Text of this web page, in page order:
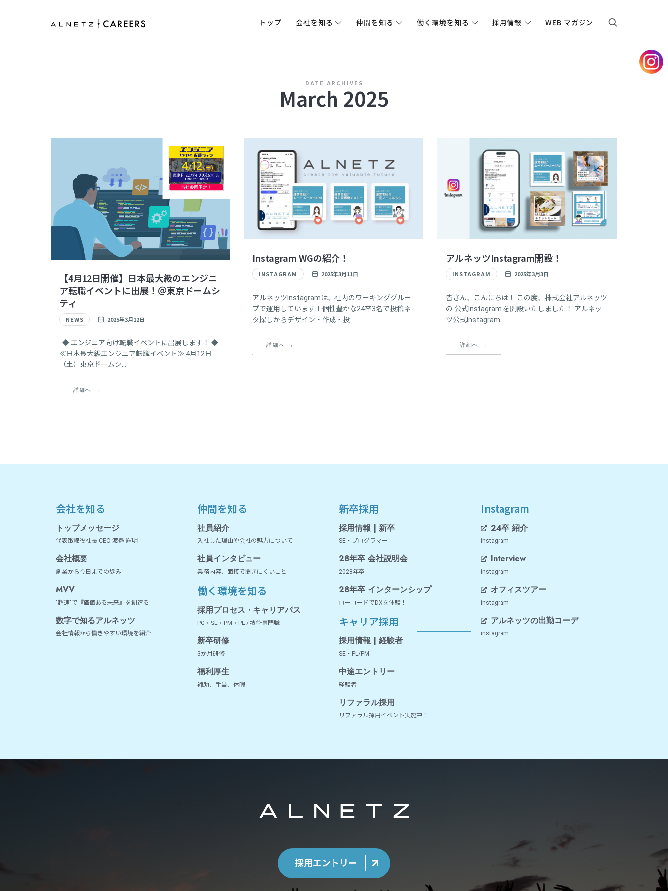
トップ 会社を知る 仲間を知る 働く環境を知る 採用情報 WEB マガジン
DATE ARCHIVES
March 2025
【4月12日開催】日本最大級のエンジニ
ア転職イベントに出展！＠東京ドームシ
ティ
NEWS 2025年3月12日
◆ エンジニア向け転職イベントに出展します！ ◆
≪日本最大級エンジニア転職イベント≫ 4月12日
（土）東京ドームシ…
詳細へ
Instagram WGの紹介！
INSTAGRAM 2025年3月11日
アルネッツInstagramは、社内のワーキンググルー
プで運用しています！個性豊かな24卒3名で投稿ネ
タ探しからデザイン・作成・投…
詳細へ
アルネッツInstagram開設！
INSTAGRAM 2025年3月3日
皆さん、こんにちは！ この度、株式会社アルネッツ
の 公式Instagram を開設いたしました！ アルネッ
ツ公式Instagram…
詳細へ
会社を知る
トップメッセージ
代表取締役社長 CEO 渡邉 輝明
会社概要
創業から今日までの歩み
MVV
"超速"で『価値ある未来』を創造る
数字で知るアルネッツ
会社情報から働きやすい環境を紹介
仲間を知る
社員紹介
入社した理由や会社の魅力について
社員インタビュー
業務内容、面接で聞きにくいこと
働く環境を知る
採用プロセス・キャリアパス
PG・SE・PM・PL / 技術専門職
新卒研修
3か月研修
福利厚生
補助、手当、休暇
新卒採用
採用情報 | 新卒
SE・プログラマー
28年卒 会社説明会
2028年卒
28年卒 インターンシップ
ローコードでDXを体験！
キャリア採用
採用情報 | 経験者
SE・PL/PM
中途エントリー
経験者
リファラル採用
リファラル採用イベント実施中！
Instagram
24卒 紹介
instagram
Interview
instagram
オフィスツアー
instagram
アルネッツの出勤コーデ
instagram
採用エントリー